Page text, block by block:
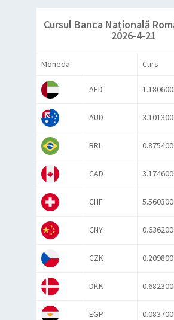
Cursul Banca Națională
2026-4-21
Moneda Curs
AED
AUD
BRL
CAD
CHF
CNY
CZK
DKK
EGP